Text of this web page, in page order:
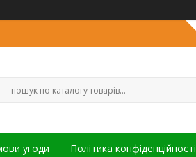
угоди Політика конфіденційності